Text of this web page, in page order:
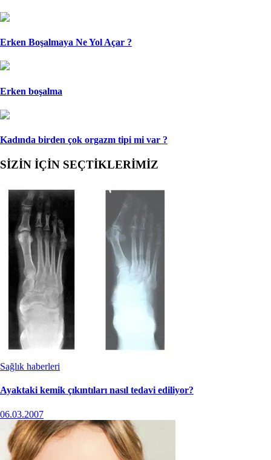
Erken Boşalmaya Ne Yol Açar ?
Erken boşalma
Kadında birden çok orgazm tipi mi var ?
SİZİN İÇİN SEÇTİKLERİMİZ
Sağlık haberleri
Ayaktaki kemik çıkıntıları nasıl tedavi ediliyor?
06.03.2007